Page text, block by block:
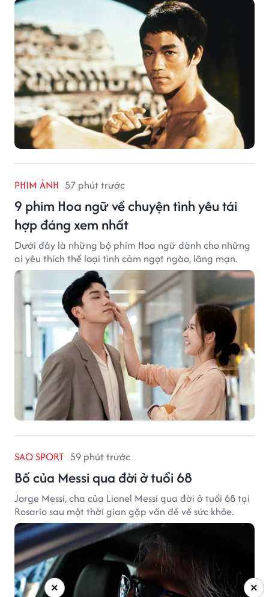
PHIM ẢNH 57 phút trước
9 phim Hoa ngữ về chuyện tình yêu tái
hợp đáng xem nhất
Dưới đây là những bộ phim Hoa ngữ dành cho những
ai yêu thích thể loại tình cảm ngọt ngào, lãng mạn.
SAO SPORT 59 phút trước
Bố của Messi qua đời ở tuổi 68
Jorge Messi, cha của Lionel Messi qua đời ở tuổi 68 tại
Rosario sau một thời gian gặp vấn đề về sức khỏe.
×
×